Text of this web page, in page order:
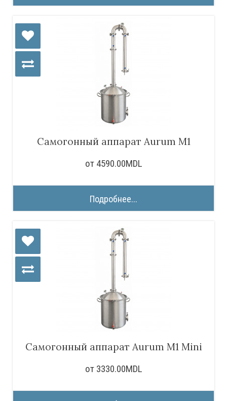
Самогонный аппарат Aurum M1
от 4590.00MDL
Подробнее...
Самогонный аппарат Aurum M1 Mini
от 3330.00MDL